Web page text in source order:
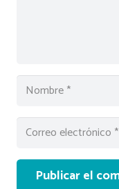
Publicar el